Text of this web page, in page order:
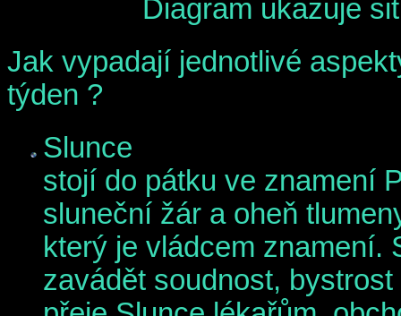
Diagram ukazuje
Jak vypadají jednotlivé
týden ?
Slunce
stojí do pátku ve znamení
sluneční žár a oheň
který je vládcem znamení.
zavádět soudnost,